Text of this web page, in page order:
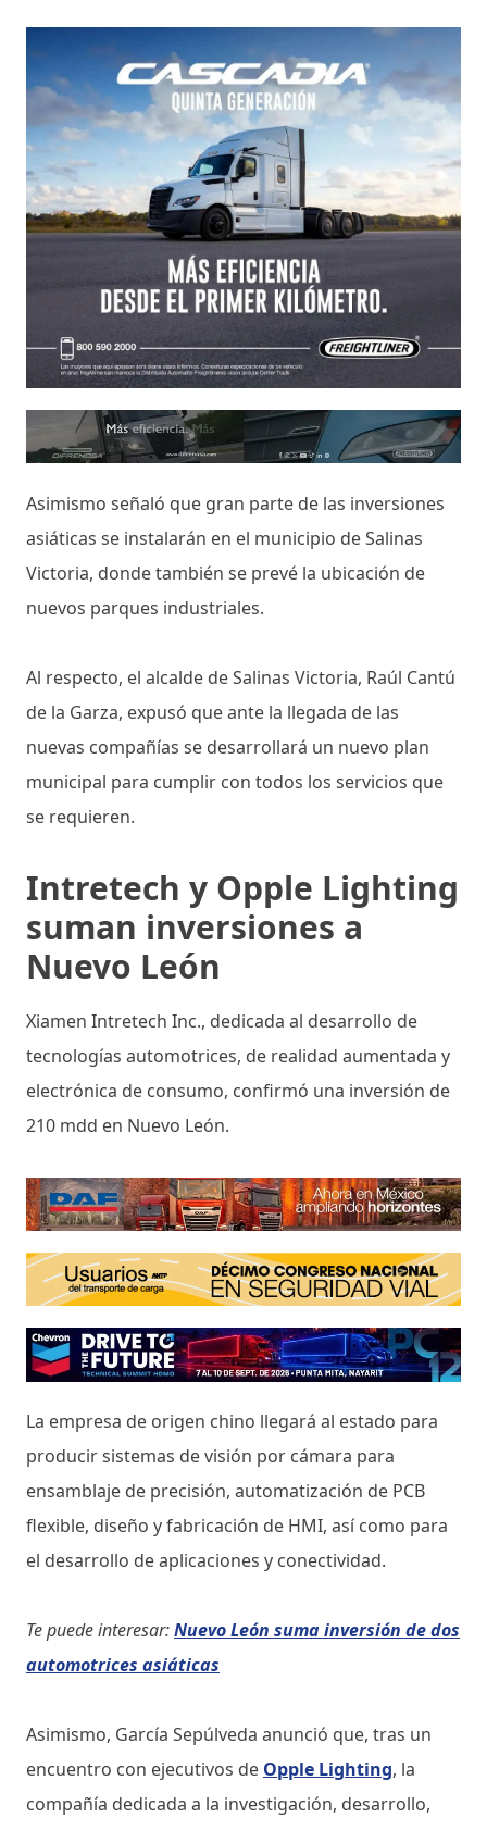
Asimismo señaló que gran parte de las inversiones
asiáticas se instalarán en el municipio de Salinas
Victoria, donde también se prevé la ubicación de
nuevos parques industriales.
Al respecto, el alcalde de Salinas Victoria, Raúl Cantú
de la Garza, expusó que ante la llegada de las
nuevas compañías se desarrollará un nuevo plan
municipal para cumplir con todos los servicios que
se requieren.
Intretech y Opple Lighting
suman inversiones a
Nuevo León
Xiamen Intretech Inc., dedicada al desarrollo de
tecnologías automotrices, de realidad aumentada y
electrónica de consumo, confirmó una inversión de
210 mdd en Nuevo León.
La empresa de origen chino llegará al estado para
producir sistemas de visión por cámara para
ensamblaje de precisión, automatización de PCB
flexible, diseño y fabricación de HMI, así como para
el desarrollo de aplicaciones y conectividad.
Te puede interesar:Nuevo León suma inversión de dos
automotrices asiáticas
Asimismo, García Sepúlveda anunció que, tras un
encuentro con ejecutivos de Opple Lighting, la
compañía dedicada a la investigación, desarrollo,